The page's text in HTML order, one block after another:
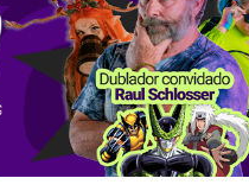
resultadosVEJA MAIS